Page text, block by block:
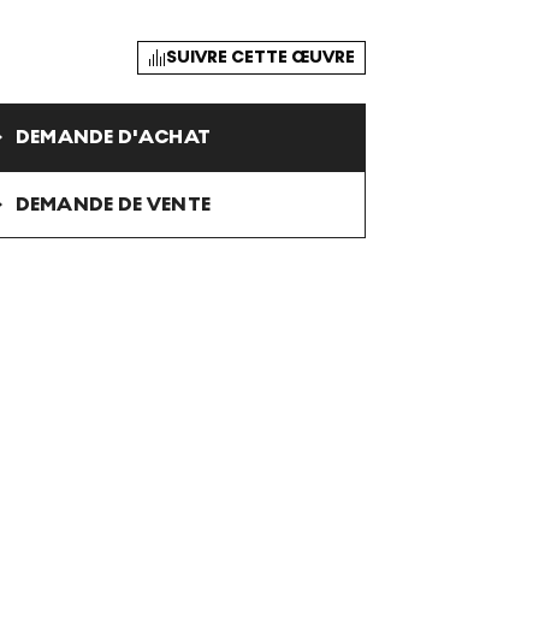
Signed PrintSUIVRE CETTE ŒUVRE
DEMANDE D'ACHAT
DEMANDE DE VENTE